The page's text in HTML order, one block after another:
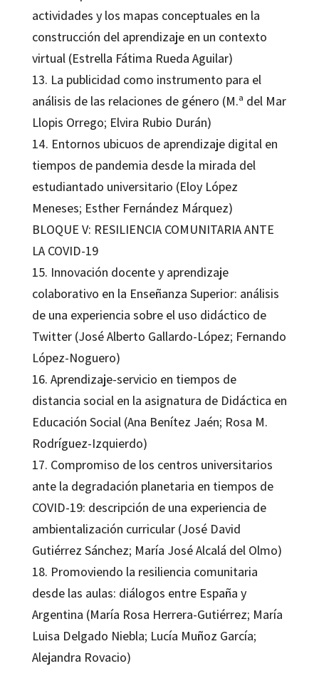
actividades y los mapas conceptuales en la
construcción del aprendizaje en un contexto
virtual (Estrella Fátima Rueda Aguilar)
13. La publicidad como instrumento para el
análisis de las relaciones de género (M.ª del Mar
Llopis Orrego; Elvira Rubio Durán)
14. Entornos ubicuos de aprendizaje digital en
tiempos de pandemia desde la mirada del
estudiantado universitario (Eloy López
Meneses; Esther Fernández Márquez)
BLOQUE V: RESILIENCIA COMUNITARIA ANTE
LA COVID-19
15. Innovación docente y aprendizaje
colaborativo en la Enseñanza Superior: análisis
de una experiencia sobre el uso didáctico de
Twitter (José Alberto Gallardo-López; Fernando
López-Noguero)
16. Aprendizaje-servicio en tiempos de
distancia social en la asignatura de Didáctica en
Educación Social (Ana Benítez Jaén; Rosa M.
Rodríguez-Izquierdo)
17. Compromiso de los centros universitarios
ante la degradación planetaria en tiempos de
COVID-19: descripción de una experiencia de
ambientalización curricular (José David
Gutiérrez Sánchez; María José Alcalá del Olmo)
18. Promoviendo la resiliencia comunitaria
desde las aulas: diálogos entre España y
Argentina (María Rosa Herrera-Gutiérrez; María
Luisa Delgado Niebla; Lucía Muñoz García;
Alejandra Rovacio)